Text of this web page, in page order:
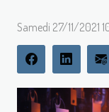
Samedi 27/11/2021